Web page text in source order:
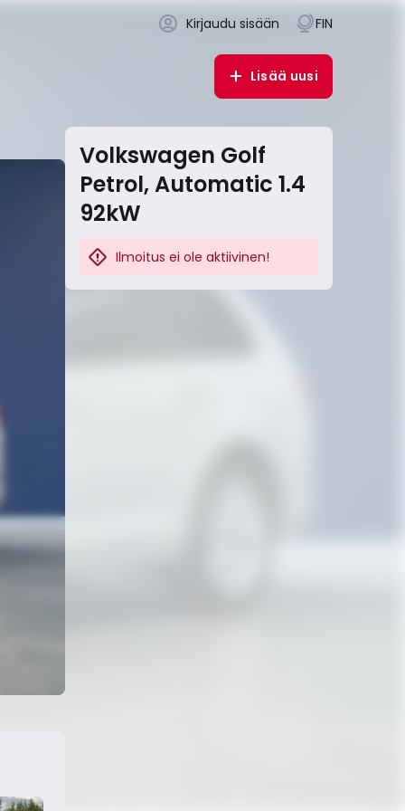
Kirjaudu sisään FIN
Lisää uusi
Volkswagen Golf
Petrol, Automatic 1.4
92kW
Ilmoitus ei ole aktiivinen!